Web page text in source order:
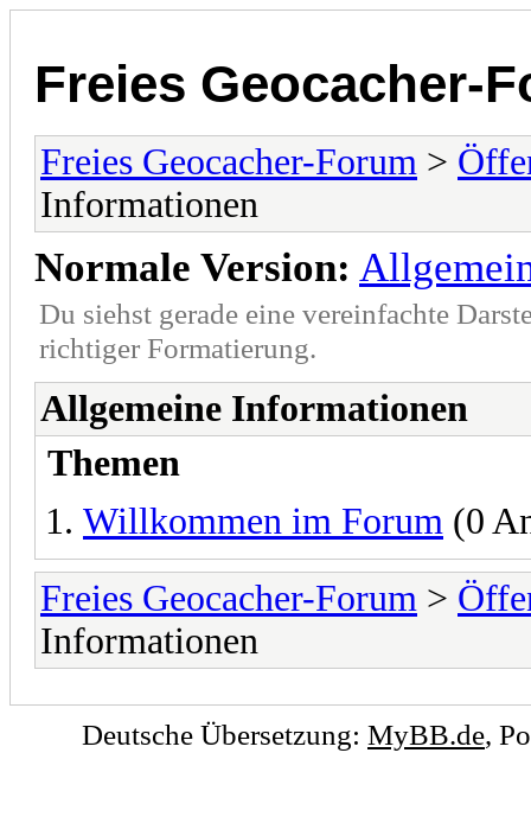
Freies Geocacher-
Freies Geocacher-Forum >
Informationen
Normale Version:
Du siehst gerade eine vereinfachte
richtiger Formatierung.
Allgemeine Informationen
Themen
Willkommen im Forum (0
Freies Geocacher-Forum >
Informationen
Deutsche Übersetzung: MyBB.de,